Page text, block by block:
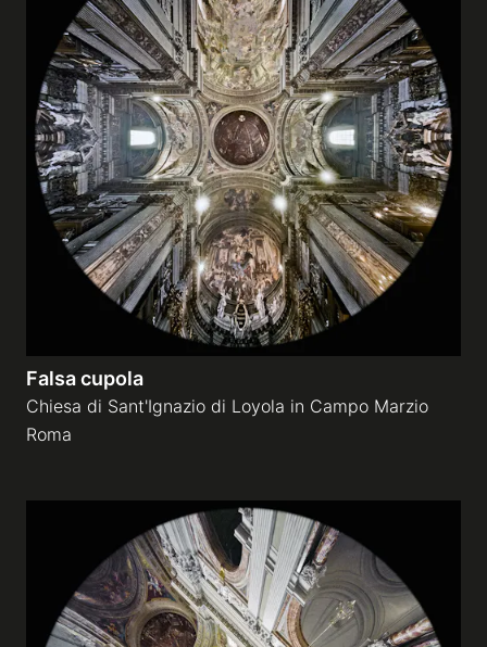
Falsa cupola
Chiesa di Sant'Ignazio di Loyola in Campo Marzio
Roma